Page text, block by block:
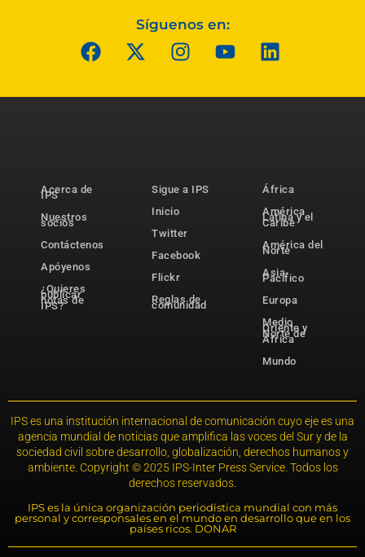
Síguenos en:
Acerca de
IPS
Nuestros
socios
Contáctenos
Apóyenos
¿Quieres
publicar
notas de
IPS?
Sigue a IPS
Inicio
Twitter
Facebook
Flickr
Reglas de
comunidad
África
América
Latina y el
Caribe
América del
Norte
Asia-
Pacífico
Europa
Medio
Oriente y
Norte de
África
Mundo
IPS es una institución internacional de comunicación cuyo eje es una
agencia mundial de noticias que amplifica las voces del Sur y de la
sociedad civil sobre desarrollo, globalización, derechos humanos y
ambiente. Copyright © 2025 IPS-Inter Press Service. Todos los
derechos reservados.
IPS es la única organización periodística mundial con más
personal y corresponsales en el mundo en desarrollo que en los
países ricos. DONAR